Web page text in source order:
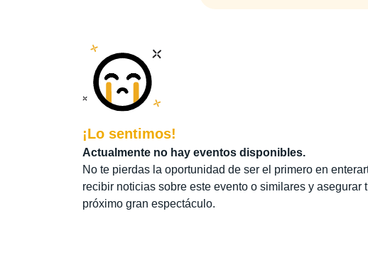
¡Lo sentimos!
Actualmente no hay eventos disponibles.
No te pierdas la oportunidad de ser el primero en
recibir noticias sobre este evento o similares y asegurar
próximo gran espectáculo.